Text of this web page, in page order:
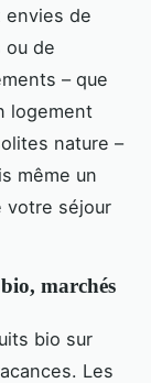
envies de
ou de
– que
logement
nature –
même un
votre séjour
marchés
bio sur
Les